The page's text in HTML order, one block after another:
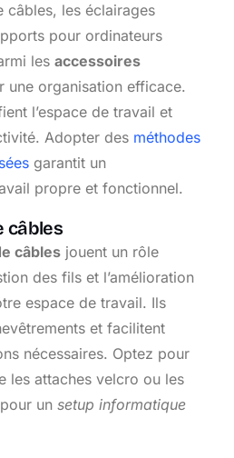
câbles, les éclairages
pour ordinateurs
les accessoires
une organisation efficace.
l’espace de travail et
Adopter des méthodes
garantit un
propre et fonctionnel.
câbles
câbles jouent un rôle
des fils et l’amélioration
espace de travail. Ils
et facilitent
nécessaires. Optez pour
les attaches velcro ou les
un setup informatique